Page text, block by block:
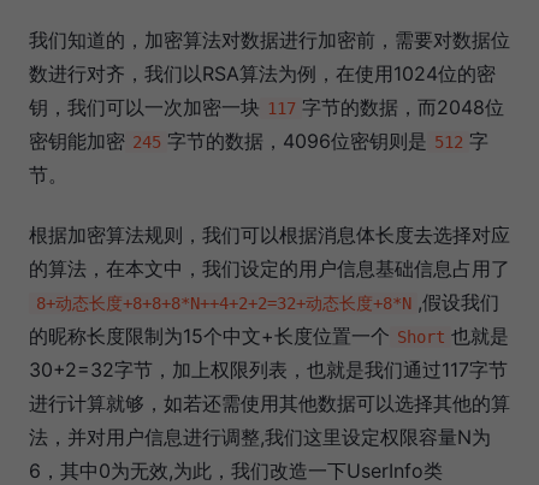
我们知道的，加密算法对数据进行加密前，需要对数据位
数进行对齐，我们以RSA算法为例，在使用1024位的密
钥，我们可以一次加密一块 117 字节的数据，而2048位
密钥能加密 245 字节的数据，4096位密钥则是 512 字
节。
根据加密算法规则，我们可以根据消息体长度去选择对应
的算法，在本文中，我们设定的用户信息基础信息占用了
8+动态长度+8+8+8*N++4+2+2=32+动态长度+8*N ,假设我们
的昵称长度限制为15个中文+长度位置一个 Short 也就是
30+2=32字节，加上权限列表，也就是我们通过117字节
进行计算就够，如若还需使用其他数据可以选择其他的算
法，并对用户信息进行调整,我们这里设定权限容量N为
6，其中0为无效,为此，我们改造一下UserInfo类